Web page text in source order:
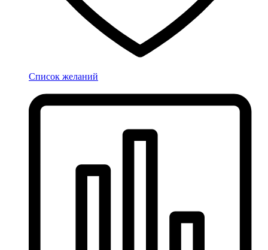
Список желаний